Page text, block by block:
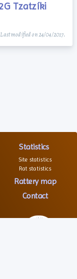
Tzatzíki
modified on 24/04/2017.
Statistics
Site statistics
Rat statistics
Rattery map
Contact